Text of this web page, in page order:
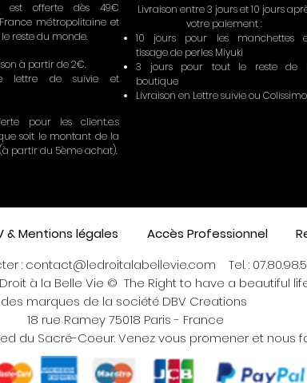
est offerte dès 49€
métropolitaine et
reste du monde.
à partir de 2€.
lettre de suivie et
pour les client.e.s
soit le montant de la
partir du 5ème achat).
Livraison entre 3 jours et 10 jours
votre paiement :
10 jours pour les manchettes
tissage de perles Miyuki
3 jours pour tout le reste de
boutique
Livraison en Lettre suivie ou
& Mentions légales Accès Professionnel
: contact@ledroitalabellevie.com Tel. :
à la Belle Vie © The Right to have a beautiful
des marques de la société DBV Creations
18 rue Ramey 75018 Paris - France
du Sacré-Coeur. Venez vous promener et nous